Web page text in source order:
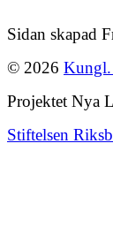
Sidan skapad
© 2026
Projektet Nya
Stiftelsen